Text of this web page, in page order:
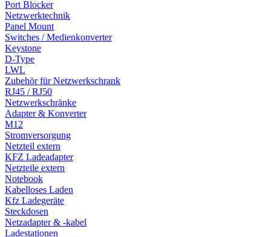
Port Blocker
Netzwerktechnik
Panel Mount
Switches / Medienkonverter
Keystone
D-Type
LWL
Zubehör für Netzwerkschrank
RJ45 / RJ50
Netzwerkschränke
Adapter & Konverter
M12
Stromversorgung
Netzteil extern
KFZ Ladeadapter
Netzteile extern
Notebook
Kabelloses Laden
Kfz Ladegeräte
Steckdosen
Netzadapter & -kabel
Ladestationen